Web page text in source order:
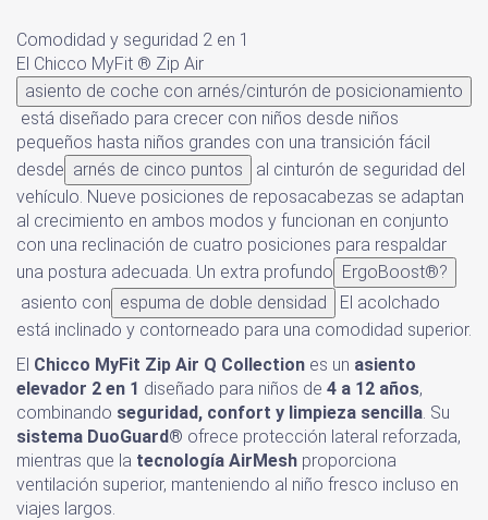
Comodidad y seguridad 2 en 1
El Chicco MyFit ® Zip Air
asiento de coche con arnés/cinturón de posicionamiento
está diseñado para crecer con niños desde niños
pequeños hasta niños grandes con una transición fácil
desde arnés de cinco puntos
al cinturón de seguridad del
vehículo. Nueve posiciones de reposacabezas se adaptan
al crecimiento en ambos modos y funcionan en conjunto
con una reclinación de cuatro posiciones para respaldar
una postura adecuada. Un extra profundo ErgoBoost®?
asiento con espuma de doble densidad
El acolchado
está inclinado y contorneado para una comodidad superior.
El Chicco MyFit Zip Air Q Collection es un asiento
elevador 2 en 1 diseñado para niños de 4 a 12 años,
combinando seguridad, confort y limpieza sencilla. Su
sistema DuoGuard® ofrece protección lateral reforzada,
mientras que la tecnología AirMesh proporciona
ventilación superior, manteniendo al niño fresco incluso en
viajes largos.